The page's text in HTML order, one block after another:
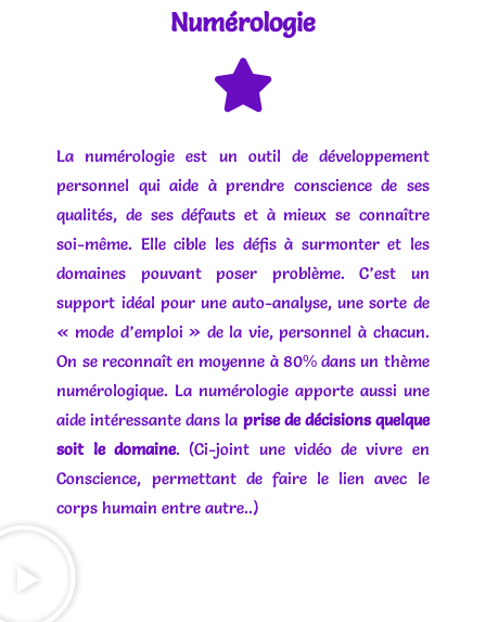
Numérologie
La numérologie est un outil de développement
personnel qui aide à prendre conscience de ses
qualités, de ses défauts et à mieux se connaître
soi-même. Elle cible les défis à surmonter et les
domaines pouvant poser problème. C’est un
support idéal pour une auto-analyse, une sorte de
« mode d’emploi » de la vie, personnel à chacun.
On se reconnaît en moyenne à 80% dans un thème
numérologique. La numérologie apporte aussi une
aide intéressante dans la prise de décisions quelque
soit le domaine. (Ci-joint une vidéo de vivre en
Conscience, permettant de faire le lien avec le
corps humain entre autre..)